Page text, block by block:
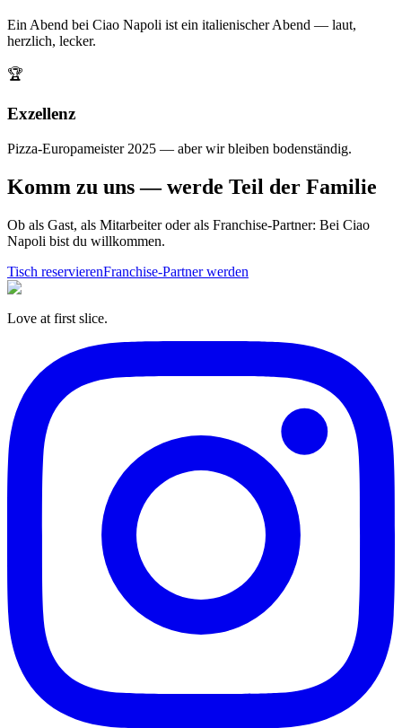
Ein Abend bei Ciao Napoli ist ein italienischer Abend — laut,
herzlich, lecker.
🏆
Exzellenz
Pizza-Europameister 2025 — aber wir bleiben bodenständig.
Komm zu uns — werde Teil der Familie
Ob als Gast, als Mitarbeiter oder als Franchise-Partner: Bei Ciao
Napoli bist du willkommen.
Tisch reservierenFranchise-Partner werden
Love at first slice.